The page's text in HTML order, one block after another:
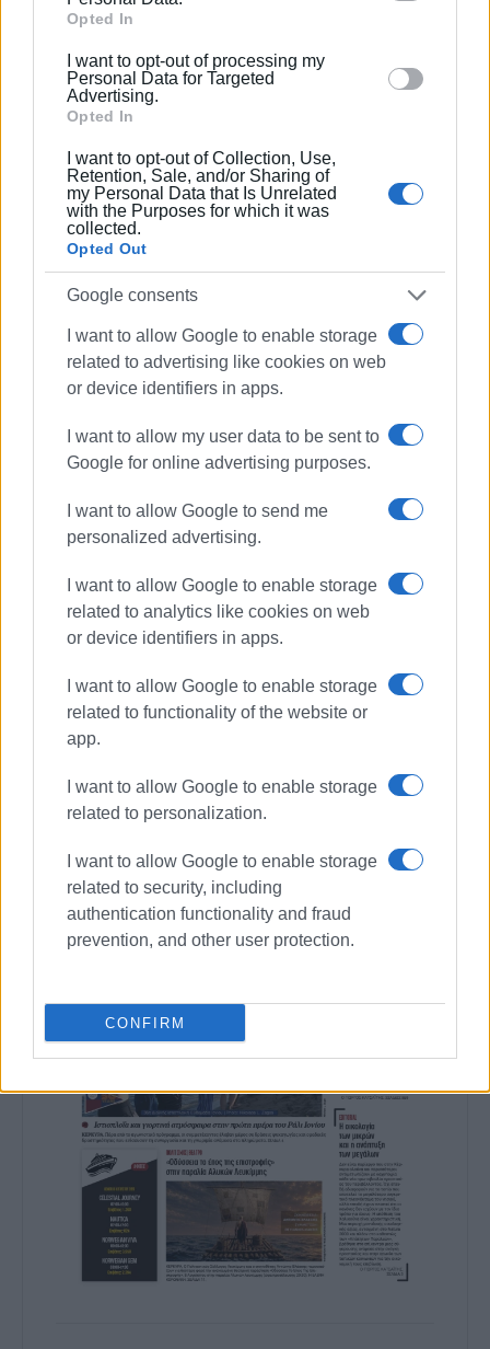
Google and its third-party tags to use your data for
section.
Opted In
I want to opt-out of processing my
Personal Data for Targeted
Advertising.
Opted In
I want to opt-out of Collection, Use,
Retention, Sale, and/or Sharing of
my Personal Data that Is Unrelated
with the Purposes for which it was
collected.
Opted Out
Google consents
I want to allow Google to enable storage
related to advertising like cookies on web
or device identifiers in apps.
I want to allow my user data to be sent to
Google for online advertising purposes.
I want to allow Google to send me
personalized advertising.
I want to allow Google to enable storage
related to analytics like cookies on web
or device identifiers in apps.
I want to allow Google to enable storage
related to functionality of the website or
app.
I want to allow Google to enable storage
related to personalization.
I want to allow Google to enable storage
related to security, including
authentication functionality and fraud
prevention, and other user protection.
CONFIRM
ουσία της διαβούλευσης.
Για τους παραπάνω λόγους και με δεδομένο ότι:
- η πρόσκληση είναι άκυρη οπότε η συνεδρίαση δεν
δύναται να παράξει έννομο αποτέλεσμα, οι εισηγήσεις
είναι πρόχειρες, ελλείπεις και κακογραμμένες,
απουσιάζει η εισήγηση του 3 ουθέματος, βρισκόμαστε
στην καρδιά του καλοκαιριού όπου ο χρόνος της
πλειονότητας των μελών της επιτροπής είναι
περιορισμένος (σχετικά υπενθυμίζουμε τις επιστολές
φορέων μελών σχετικά με την πρώτη συνεδρίαση
πέρσι τον Αύγουστο και την ορθή αναβολή που δώσατε
Ζητάμε την ακύρωση της παρατύπως ορισθείσας
εισηγήσεις ή ορθή ως προς τα θέματα πρόσκληση ώστε
να συγκληθεί η επιτροπή σύμφωνα με τον κανονισμό
Με εκτίμηση